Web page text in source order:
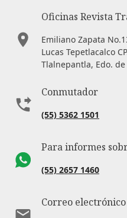
Oficinas Revista
Emiliano Zapata
Lucas Tepetlacalco
Tlalnepantla, Edo. de
Conmutador
(55) 5362 1501
Para informes
(55) 2657 1460
Correo electrónico